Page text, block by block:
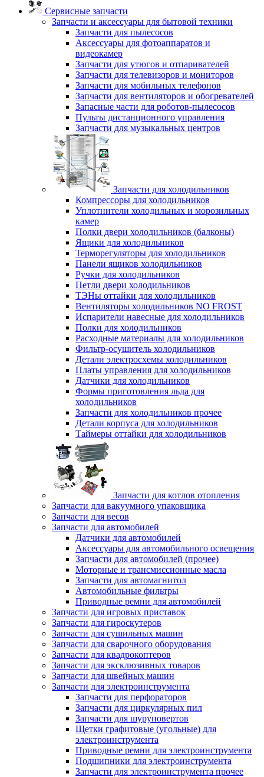
Сервисные запчасти
Запчасти и аксессуары для бытовой техники
Запчасти для пылесосов
Аксессуары для фотоаппаратов и
видеокамер
Запчасти для утюгов и отпаривателей
Запчасти для телевизоров и мониторов
Запчасти для мобильных телефонов
Запчасти для вентиляторов и обогревателей
Запасные части для роботов-пылесосов
Пульты дистанционного управления
Запчасти для музыкальных центров
Запчасти для холодильников
Компрессоры для холодильников
Уплотнители холодильных и морозильных
камер
Полки двери холодильников (балконы)
Ящики для холодильников
Терморегуляторы для холодильников
Панели ящиков холодильников
Ручки для холодильников
Петли двери холодильников
ТЭНы оттайки для холодильников
Вентиляторы холодильников NO FROST
Испарители навесные для холодильников
Полки для холодильников
Расходные материалы для холодильников
Фильтр-осушитель холодильников
Детали электросхемы холодильников
Платы управления для холодильников
Датчики для холодильников
Формы приготовления льда для
холодильников
Запчасти для холодильников прочее
Детали корпуса для холодильников
Таймеры оттайки для холодильников
Запчасти для котлов отопления
Запчасти для вакуумного упаковщика
Запчасти для весов
Запчасти для автомобилей
Датчики для автомобилей
Аксессуары для автомобильного освещения
Запчасти для автомобилей (прочее)
Моторные и трансмиссионные масла
Запчасти для автомагнитол
Автомобильные фильтры
Приводные ремни для автомобилей
Запчасти для игровых приставок
Запчасти для гироскутеров
Запчасти для сушильных машин
Запчасти для сварочного оборудования
Запчасти для квадрокоптеров
Запчасти для эксклюзивных товаров
Запчасти для швейных машин
Запчасти для электроинструмента
Запчасти для перфораторов
Запчасти для циркулярных пил
Запчасти для шуруповертов
Щетки графитовые (угольные) для
электроинструмента
Приводные ремни для электроинструмента
Подшипники для электроинструмента
Запчасти для электроинструмента прочее